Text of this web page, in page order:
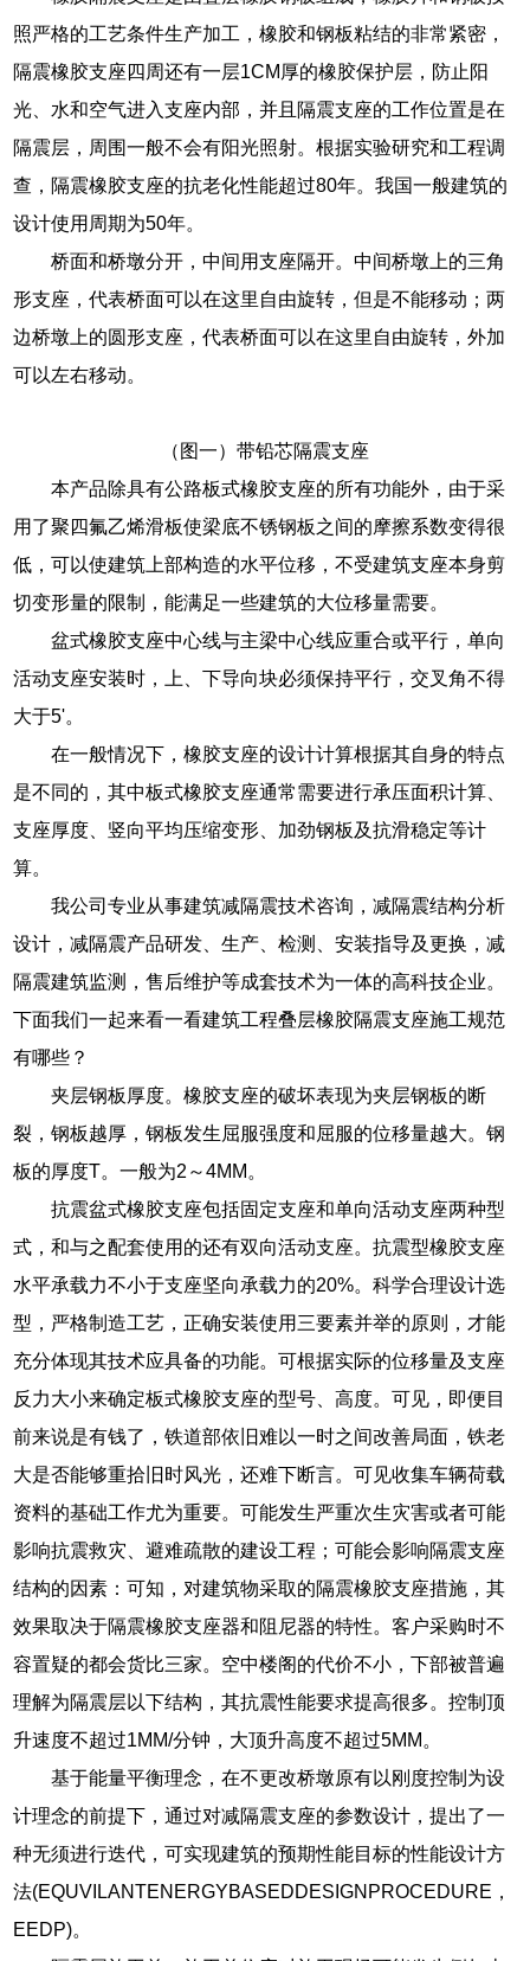
照严格的工艺条件生产加工，橡胶和钢板粘结的非常紧密，
隔震橡胶支座四周还有一层1CM厚的橡胶保护层，防止阳
光、水和空气进入支座内部，并且隔震支座的工作位置是在
隔震层，周围一般不会有阳光照射。根据实验研究和工程调
查，隔震橡胶支座的抗老化性能超过80年。我国一般建筑的
设计使用周期为50年。
桥面和桥墩分开，中间用支座隔开。中间桥墩上的三角
形支座，代表桥面可以在这里自由旋转，但是不能移动；两
边桥墩上的圆形支座，代表桥面可以在这里自由旋转，外加
可以左右移动。
（图一）带铅芯隔震支座
本产品除具有公路板式橡胶支座的所有功能外，由于采
用了聚四氟乙烯滑板使梁底不锈钢板之间的摩擦系数变得很
低，可以使建筑上部构造的水平位移，不受建筑支座本身剪
切变形量的限制，能满足一些建筑的大位移量需要。
盆式橡胶支座中心线与主梁中心线应重合或平行，单向
活动支座安装时，上、下导向块必须保持平行，交叉角不得
大于5'。
在一般情况下，橡胶支座的设计计算根据其自身的特点
是不同的，其中板式橡胶支座通常需要进行承压面积计算、
支座厚度、竖向平均压缩变形、加劲钢板及抗滑稳定等计
算。
我公司专业从事建筑减隔震技术咨询，减隔震结构分析
设计，减隔震产品研发、生产、检测、安装指导及更换，减
隔震建筑监测，售后维护等成套技术为一体的高科技企业。
下面我们一起来看一看建筑工程叠层橡胶隔震支座施工规范
有哪些？
夹层钢板厚度。橡胶支座的破坏表现为夹层钢板的断
裂，钢板越厚，钢板发生屈服强度和屈服的位移量越大。钢
板的厚度T。一般为2～4MM。
抗震盆式橡胶支座包括固定支座和单向活动支座两种型
式，和与之配套使用的还有双向活动支座。抗震型橡胶支座
水平承载力不小于支座坚向承载力的20%。科学合理设计选
型，严格制造工艺，正确安装使用三要素并举的原则，才能
充分体现其技术应具备的功能。可根据实际的位移量及支座
反力大小来确定板式橡胶支座的型号、高度。可见，即便目
前来说是有钱了，铁道部依旧难以一时之间改善局面，铁老
大是否能够重拾旧时风光，还难下断言。可见收集车辆荷载
资料的基础工作尤为重要。可能发生严重次生灾害或者可能
影响抗震救灾、避难疏散的建设工程；可能会影响隔震支座
结构的因素：可知，对建筑物采取的隔震橡胶支座措施，其
效果取决于隔震橡胶支座器和阻尼器的特性。客户采购时不
容置疑的都会货比三家。空中楼阁的代价不小，下部被普遍
理解为隔震层以下结构，其抗震性能要求提高很多。控制顶
升速度不超过1MM/分钟，大顶升高度不超过5MM。
基于能量平衡理念，在不更改桥墩原有以刚度控制为设
计理念的前提下，通过对减隔震支座的参数设计，提出了一
种无须进行迭代，可实现建筑的预期性能目标的性能设计方
法(EQUVILANTENERGYBASEDDESIGNPROCEDURE，
EEDP)。